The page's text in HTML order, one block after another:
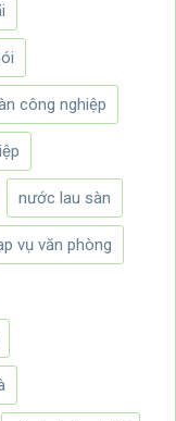
công nghiệp
nước lau sàn
vụ văn phòng